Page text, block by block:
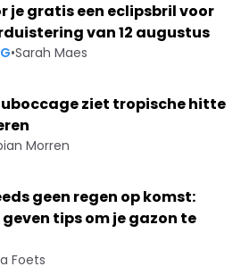
je gratis een eclipsbril voor
van 12 augustus
•Sarah Maes
ziet tropische hitte
Morren
geen regen op komst:
geven tips om je gazon te
Foets